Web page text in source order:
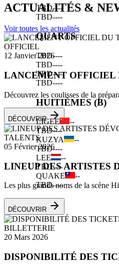
ACTUALITÉS &
Voir toutes les actualités
OFFICIEL
12 Janvier 2026
LANCEMENT OFFICIEL
Découvrez les coulisses de la
DÉCOUVRIR
TALENTS
05 Février 2026
LINEUP DES ARTISTES
Les plus grands noms de la scène
DÉCOUVRIR
BILLETTERIE
20 Mars 2026
DISPONIBILITÉ DES
TBD----
TBD----
QUARTS
TBD----
TBD----
TBD----
TBD----
HUITIÈMES (B)
LIGEE
--
TBD----
KUZYA
--
TBD----
LEE
--
TBD----
QUAKE
--
TBD----